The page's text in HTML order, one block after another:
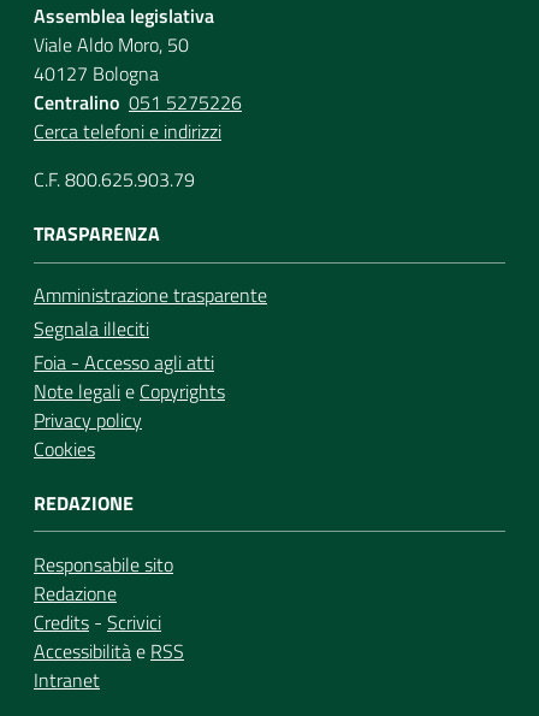
Assemblea legislativa
Viale Aldo Moro, 50
40127 Bologna
Centralino 051 5275226
Cerca telefoni e indirizzi
C.F. 800.625.903.79
TRASPARENZA
Amministrazione trasparente
Segnala illeciti
Foia - Accesso agli atti
Note legalie Copyrights
Privacy policy
Cookies
REDAZIONE
Responsabile sito
Redazione
Credits - Scrivici
Accessibilitàe RSS
Intranet